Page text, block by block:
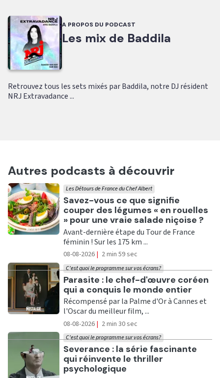
A PROPOS DU PODCAST
Les mix de Baddila
Retrouvez tous les sets mixés par Baddila, notre DJ résident
NRJ Extravadance ...
Autres podcasts à découvrir
Ecouter
Savez-vous ce que signifie
couper des légumes « en rouelles
» pour une vraie salade niçoise ?
Les Détours de France du Chef Albert
Avant-dernière étape du Tour de France
féminin ! Sur les 175 km ...
08-08-2026 | 2 min 59 sec
Ecouter
Parasite : le chef-d'œuvre coréen
qui a conquis le monde entier
C'est quoi le programme sur vos écrans?
Récompensé par la Palme d'Or à Cannes et
l'Oscar du meilleur film, ...
08-08-2026 | 2 min 30 sec
Ecouter
Severance : la série fascinante
qui réinvente le thriller
psychologique
C'est quoi le programme sur vos écrans?